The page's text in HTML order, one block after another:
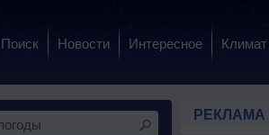
Поиск Новости Интересное Климат
РЕКЛАМА